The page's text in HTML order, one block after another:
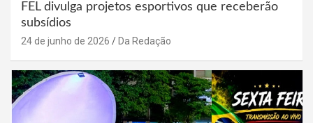
FEL divulga projetos esportivos que receberão
subsídios
24 de junho de 2026 Da Redação